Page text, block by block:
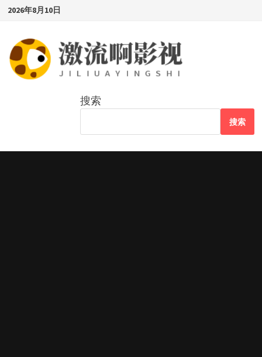
Skip
content
2026年8月10日
搜索
搜索